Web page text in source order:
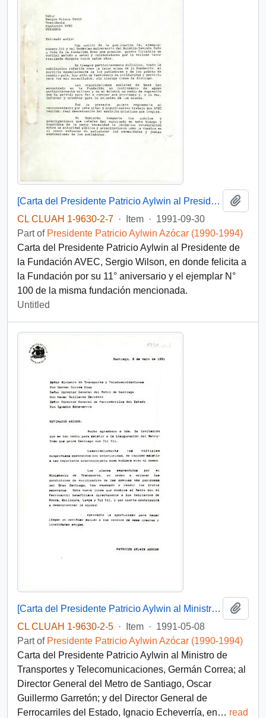
[Carta del Presidente Patricio Aylwin al Presidente de la Fundación AVEC, Sergio Wilson]
CL CLUAH 1-9630-2-7 · Item · 1991-09-30
Part of Presidente Patricio Aylwin Azócar (1990-1994)
Carta del Presidente Patricio Aylwin al Presidente de
la Fundación AVEC, Sergio Wilson, en donde felicita a
la Fundación por su 11° aniversario y el ejemplar N°
100 de la misma fundación mencionada.
Untitled
[Carta del Presidente Patricio Aylwin al Ministro de Transportes, Germán Correa]
CL CLUAH 1-9630-2-5 · Item · 1991-05-08
Part of Presidente Patricio Aylwin Azócar (1990-1994)
Carta del Presidente Patricio Aylwin al Ministro de
Transportes y Telecomunicaciones, Germán Correa; al
Director General del Metro de Santiago, Oscar
Guillermo Garretón; y del Director General de
Ferrocarriles del Estado, Ignacio Echeverría, en… read